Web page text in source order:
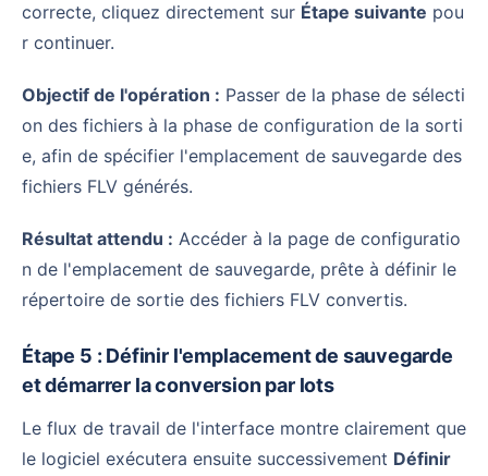
correcte, cliquez directement sur Étape suivante pou
r continuer.
Objectif de l'opération : Passer de la phase de sélecti
on des fichiers à la phase de configuration de la sorti
e, afin de spécifier l'emplacement de sauvegarde des
fichiers FLV générés.
Résultat attendu : Accéder à la page de configuratio
n de l'emplacement de sauvegarde, prête à définir le
répertoire de sortie des fichiers FLV convertis.
Étape 5 : Définir l'emplacement de sauvegarde
et démarrer la conversion par lots
Le flux de travail de l'interface montre clairement que
le logiciel exécutera ensuite successivement Définir